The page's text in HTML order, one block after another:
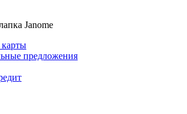
Janome
предложения